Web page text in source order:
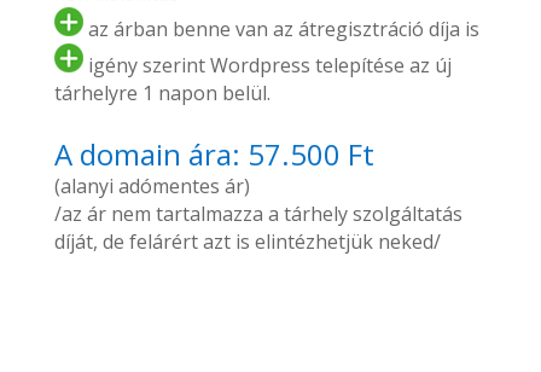
az árban benne van az átregisztráció díja is
igény szerint Wordpress telepítése az új
tárhelyre 1 napon belül.
A domain ára: 57.500 Ft
(alanyi adómentes ár)
/az ár nem tartalmazza a tárhely szolgáltatás
díját, de felárért azt is elintézhetjük neked/